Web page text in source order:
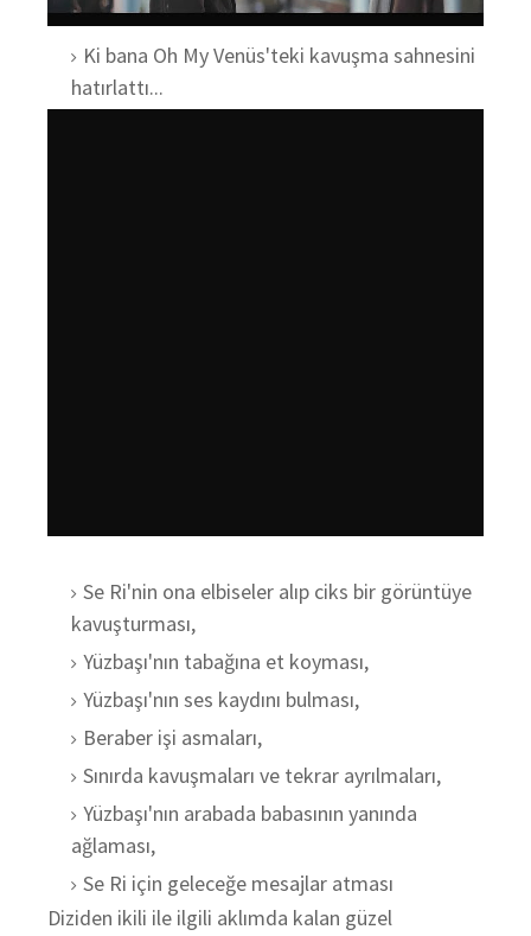
Ki bana Oh My Venüs'teki kavuşma sahnesini
hatırlattı...
Se Ri'nin ona elbiseler alıp ciks bir görüntüye
kavuşturması,
Yüzbaşı'nın tabağına et koyması,
Yüzbaşı'nın ses kaydını bulması,
Beraber işi asmaları,
Sınırda kavuşmaları ve tekrar ayrılmaları,
Yüzbaşı'nın arabada babasının yanında
ağlaması,
Se Ri için geleceğe mesajlar atması
Diziden ikili ile ilgili aklımda kalan güzel